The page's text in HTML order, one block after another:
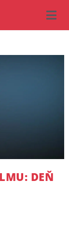
DEŇ